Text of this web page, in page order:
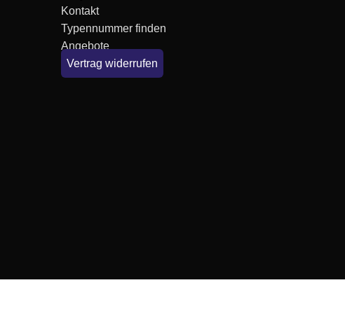
Kontakt
Typennummer finden
Angebote
Vertrag widerrufen